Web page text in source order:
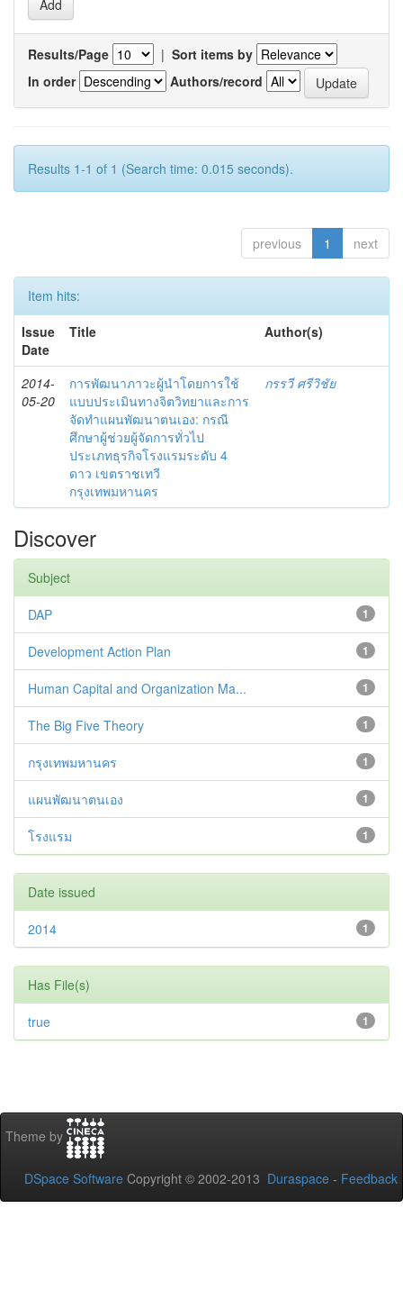
Results/Page | Sort items by
In order
Authors/record
Results 1-1 of 1 (Search time: 0.015 seconds).
previous 1 next
Item hits:
Issue
Date
Title Author(s)
2014-
05-20
การพัฒนาภาวะผู้นำโดยการใช้
แบบประเมินทางจิตวิทยาและการ
จัดทำแผนพัฒนาตนเอง: กรณี
ศึกษาผู้ช่วยผู้จัดการทั่วไป
ประเภทธุรกิจโรงแรมระดับ 4
ดาว เขตราชเทวี
กรุงเทพมหานคร
กรรวี ศรีวิชัย
Discover
Subject
1
DAP
1
Development Action Plan
1
Human Capital and Organization Ma...
1
The Big Five Theory
1
กรุงเทพมหานคร
1
แผนพัฒนาตนเอง
1
โรงแรม
Date issued
1
2014
Has File(s)
1
true
Theme by
DSpace Software Copyright © 2002-2013 Duraspace - Feedback